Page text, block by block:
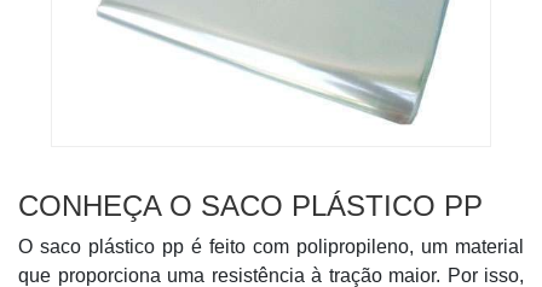
CONHEÇA O SACO PLÁSTICO PP
O saco plástico pp é feito com polipropileno, um material
que proporciona uma resistência à tração maior. Por isso,